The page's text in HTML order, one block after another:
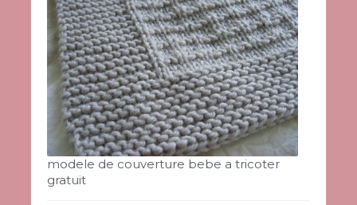
modele de couverture bebe a tricoter
gratuit